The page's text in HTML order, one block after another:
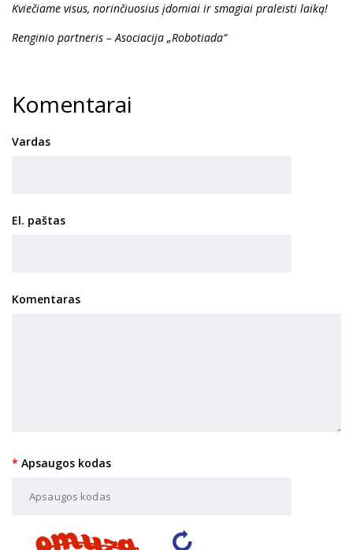
Kviečiame visus, norinčiuosius įdomiai ir smagiai praleisti laiką!
Renginio partneris – Asociacija „Robotiada“
Komentarai
Vardas
El. paštas
Komentaras
Apsaugos kodas